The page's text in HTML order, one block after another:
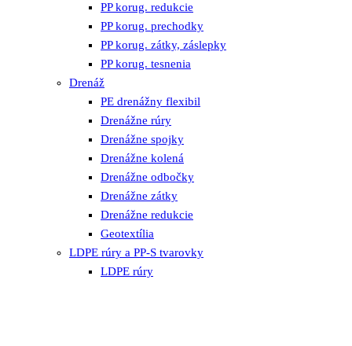
PP korug. redukcie
PP korug. prechodky
PP korug. zátky, záslepky
PP korug. tesnenia
Drenáž
PE drenážny flexibil
Drenážne rúry
Drenážne spojky
Drenážne kolená
Drenážne odbočky
Drenážne zátky
Drenážne redukcie
Geotextília
LDPE rúry a PP-S tvarovky
LDPE rúry